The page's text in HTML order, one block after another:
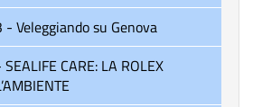
- Veleggiando su Genova